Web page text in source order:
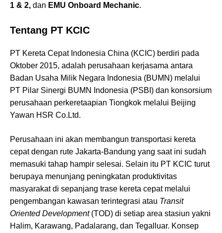
1 & 2, dan EMU Onboard Mechanic.
Tentang PT KCIC
PT Kereta Cepat Indonesia China (KCIC) berdiri pada
Oktober 2015, adalah perusahaan kerjasama antara
Badan Usaha Milik Negara Indonesia (BUMN) melalui
PT Pilar Sinergi BUMN Indonesia (PSBI) dan konsorsium
perusahaan perkeretaapian Tiongkok melalui Beijing
Yawan HSR Co.Ltd.
Perusahaan ini akan membangun transportasi kereta
cepat dengan rute Jakarta-Bandung yang saat ini sudah
memasuki tahap hampir selesai. Selain itu PT KCIC turut
berupaya menunjang peningkatan produktivitas
masyarakat di sepanjang trase kereta cepat melalui
pengembangan kawasan terintegrasi atau Transit
Oriented Development(TOD) di setiap area stasiun yakni
Halim, Karawang, Padalarang, dan Tegalluar. Konsep